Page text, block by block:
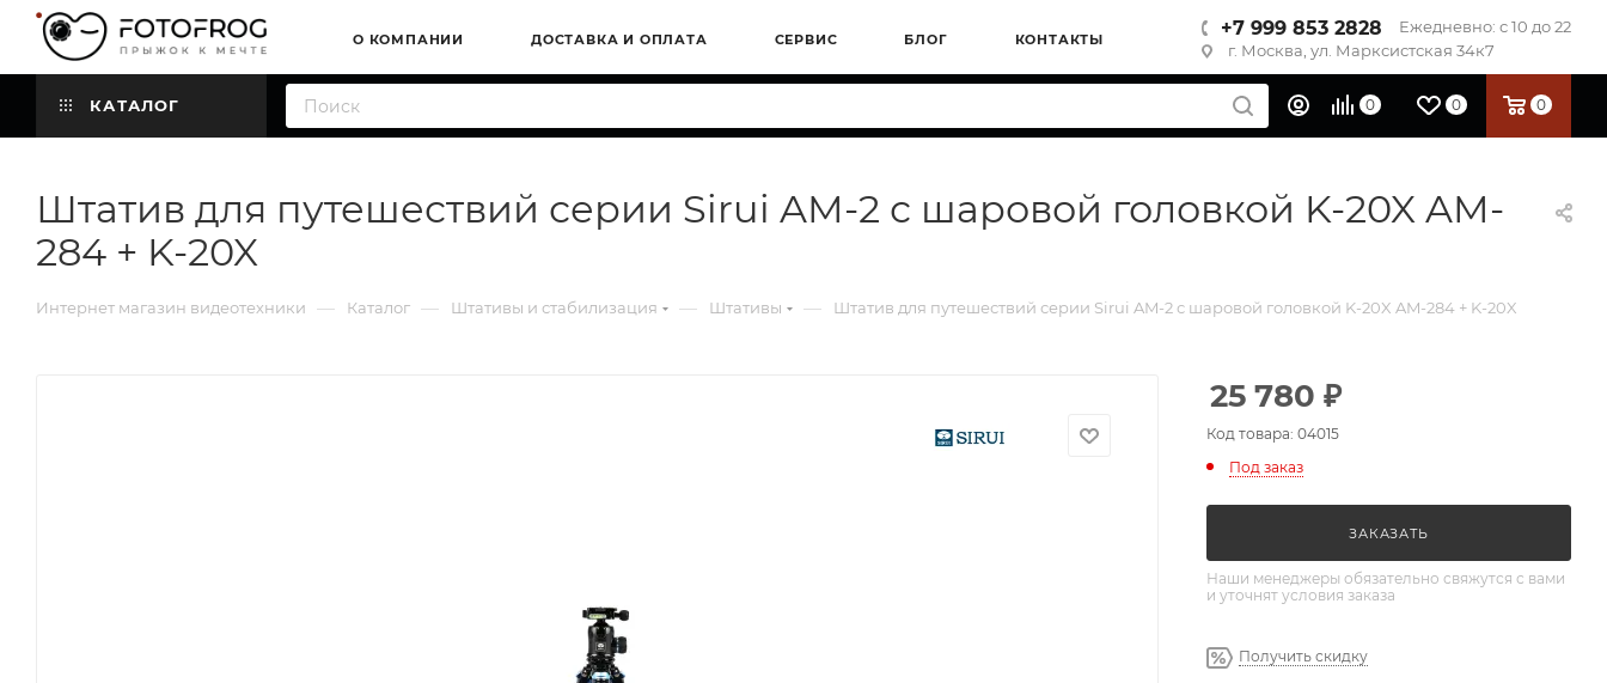
О КОМПАНИИ ДОСТАВКА И ОПЛАТА СЕРВИС БЛОГ КОНТАКТЫ
+7 999 853 2828
Ежедневно: с 10 до 22
г. Москва, ул. Марксистская 34к7
КАТАЛОГ 0 0 0
Штатив для путешествий серии Sirui AM-2 с шаровой головкой K-20X AM-
284 + K-20X
Интернет магазин видеотехники — Каталог — Штативы и стабилизация — Штативы — Штатив для путешествий серии Sirui AM-2 с шаровой головкой K-20X AM-284 + K-20X
25 780 ₽
Код товара: 04015
Под заказ
ЗАКАЗАТЬ
Наши менеджеры обязательно свяжутся с вами
и уточнят условия заказа
Получить скидку